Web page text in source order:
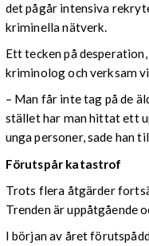
det pågår intensiva
kriminella nätverk.
Ett tecken på
kriminolog och verksam
– Man får inte tag på de
stället har man hittat ett
unga personer, sade han
Förutspår katastrof
Trots flera åtgärder
Trenden är uppåtgående
I början av året